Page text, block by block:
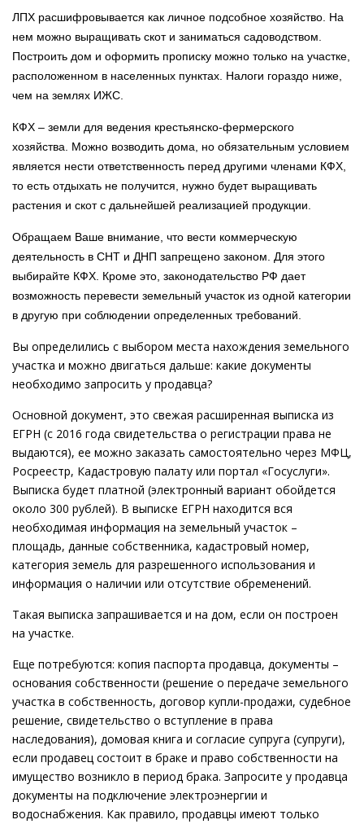
ЛПХ расшифровывается как личное подсобное хозяйство. На
нем можно выращивать скот и заниматься садоводством.
Построить дом и оформить прописку можно только на участке,
расположенном в населенных пунктах. Налоги гораздо ниже,
чем на землях ИЖС.
КФХ – земли для ведения крестьянско-фермерского
хозяйства. Можно возводить дома, но обязательным условием
является нести ответственность перед другими членами КФХ,
то есть отдыхать не получится, нужно будет выращивать
растения и скот с дальнейшей реализацией продукции.
Обращаем Ваше внимание, что вести коммерческую
деятельность в СНТ и ДНП запрещено законом. Для этого
выбирайте КФХ. Кроме это, законодательство РФ дает
возможность перевести земельный участок из одной категории
в другую при соблюдении определенных требований.
Вы определились с выбором места нахождения земельного
участка и можно двигаться дальше: какие документы
необходимо запросить у продавца?
Основной документ, это свежая расширенная выписка из
ЕГРН (с 2016 года свидетельства о регистрации права не
выдаются), ее можно заказать самостоятельно через МФЦ,
Росреестр, Кадастровую палату или портал «Госуслуги».
Выписка будет платной (электронный вариант обойдется
около 300 рублей). В выписке ЕГРН находится вся
необходимая информация на земельный участок –
площадь, данные собственника, кадастровый номер,
категория земель для разрешенного использования и
информация о наличии или отсутствие обременений.
Такая выписка запрашивается и на дом, если он построен
на участке.
Еще потребуются: копия паспорта продавца, документы –
основания собственности (решение о передаче земельного
участка в собственность, договор купли-продажи, судебное
решение, свидетельство о вступление в права
наследования), домовая книга и согласие супруга (супруги),
если продавец состоит в браке и право собственности на
имущество возникло в период брака. Запросите у продавца
документы на подключение электроэнергии и
водоснабжения. Как правило, продавцы имеют только